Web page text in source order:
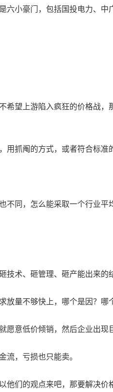
小豪门，包括国投电力、中
望上游陷入疯狂的价格战
抓阄的方式，或者符合标准
同，怎么能采取一个行业
术、砸管理、砸产能出来的
量不够快上，哪个是因？哪
意低价倾销，然后企业出现
，亏损也只能卖。
们的观点来吧，那要解决